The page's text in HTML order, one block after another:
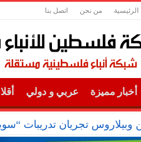
الرئيسية من نحن اتصل بنا
أخبار مميزة عربي و دولي
تجريان تدريبات “سويفت إيجل 2026” للقوات